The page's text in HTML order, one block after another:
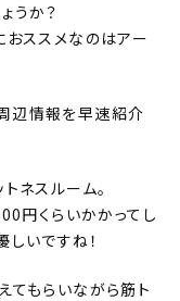
うか？
おススメなのはアー
辺情報を早速紹介
ネスルーム。
円くらいかかってし
いですね！
てもらいながら筋ト